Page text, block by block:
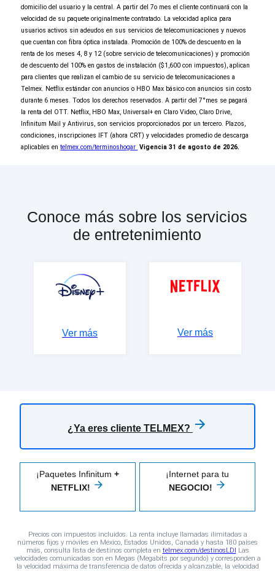
6 meses van por nuestra cuenta
Continuar orden
domicilio del usuario y la central. A partir del 7o mes el cliente continuará con la
velocidad de su paquete originalmente contratado. La velocidad aplica para
usuarios activos sin adeudos en sus servicios de telecomunicaciones y nuevos
que cuentan con fibra óptica instalada. Promoción de 100% de descuento en la
renta de los meses 4, 8 y 12 (sobre servicio de telecomunicaciones) y promoción
de descuento del 100% en gastos de instalación ($1,600 con impuestos), aplican
para clientes que realizan el cambio de su servicio de telecomunicaciones a
Telmex. Netflix estándar con anuncios o HBO Max básico con anuncios sin costo
durante 6 meses. Todos los derechos reservados. A partir del 7°mes se pagará
la renta del OTT. Netflix, HBO Max, Universal+ en Claro Video, Claro Drive,
Infinitum Mail y Antivirus, son servicios proporcionados por un tercero. Plazos,
condiciones, inscripciones IFT (ahora CRT) y velocidades promedio de descarga
aplicables entelmex.com/terminoshogar Vigencia 31 de agosto de 2026.
Conoce más sobre los servicios
de entretenimiento
Ver más Ver más
¿Ya eres cliente TELMEX?
¡Paquetes Infinitum +
NETFLIX!
¡Internet para tu
NEGOCIO!
Precios con impuestos incluidos. La renta incluye llamadas ilimitadas a
números fijos y móviles en México, Estados Unidos, Canadá y hasta 180 países
más, consulta lista de destinos completa en telmex.com/destinosLDI Las
velocidades comunicadas son en Megas (Megabits por segundo) y corresponden a
la velocidad máxima de transferencia de datos ofrecida y alcanzable, la velocidad